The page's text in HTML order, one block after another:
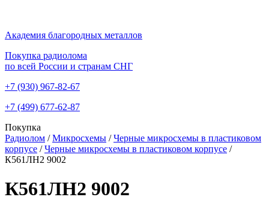
Академия благородных металлов
Покупка радиолома
по всей России и странам СНГ
+7 (930) 967-82-67
+7 (499) 677-62-87
Покупка
Радиолом / Микросхемы / Черные микросхемы в пластиковом
корпусе / Черные микросхемы в пластиковом корпусе /
К561ЛН2 9002
К561ЛН2 9002